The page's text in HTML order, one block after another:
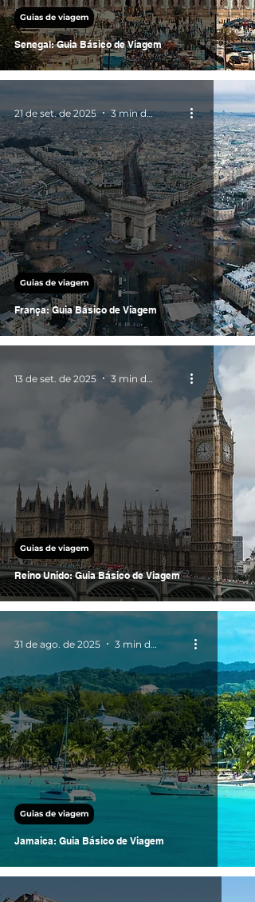
Senegal: Guia Básico de Viagem
Guias de viagem
França: Guia Básico de Viagem
Guias de viagem
21 de set. de 2025 3 min de leitura
Reino Unido: Guia Básico de Viagem
Guias de viagem
13 de set. de 2025
Jamaica: Guia Básico de Viagem
Guias de viagem
31 de ago. de 2025 3 min de leitura